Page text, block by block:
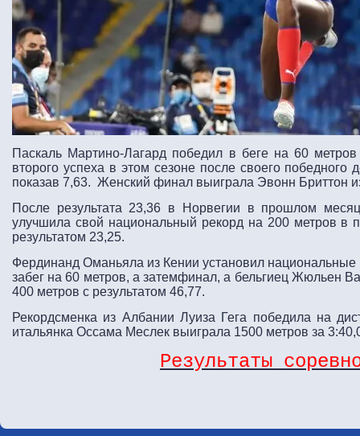
Паскаль Мартино-Лагард победил в беге на 60
второго успеха в этом сезоне после своего победного
показав 7,63. Женский финал выиграла Эвонн Бриттон
После результата 23,36 в Норвегии в прошлом
улучшила свой национальный рекорд на 200 метров в
результатом 23,25.
Фердинанд Оманьяла из Кении установил
забег на 60 метров, а затемфинал, а бельгиец Жюльен
400 метров с результатом 46,77.
Рекордсменка из Албании Луиза Гега победила на
итальянка Оссама Меслек выиграла 1500 метров за
Результаты